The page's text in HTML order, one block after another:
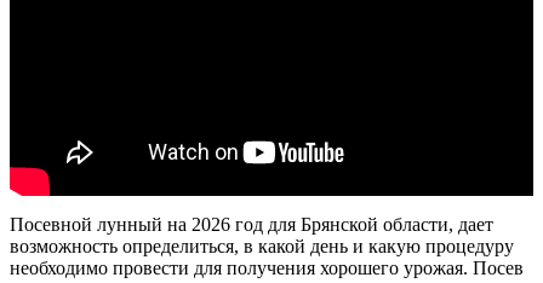
Посевной лунный на 2026 год для Брянской области, дает
возможность определиться, в какой день и какую процедуру
необходимо провести для получения хорошего урожая. Посев